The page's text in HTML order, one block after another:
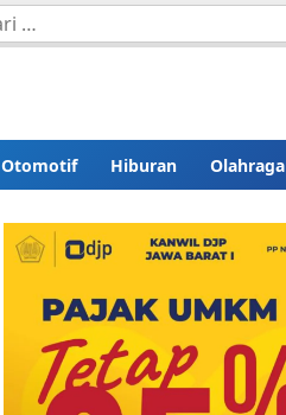
Otomotif Hiburan Olahraga